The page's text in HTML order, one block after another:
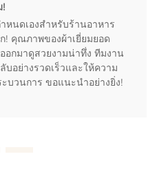
!
หนดเองสำหรับร้านอาหาร
! คุณภาพของผ้าเยี่ยมยอด
อกมาดูสวยงามน่าทึ่ง ทีมงาน
อย่างรวดเร็วและให้ความ
บวนการ ขอแนะนำอย่างยิ่ง!